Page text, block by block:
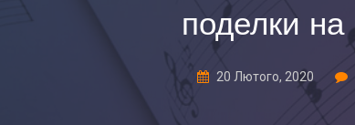
поделки на
20 Лютого, 2020